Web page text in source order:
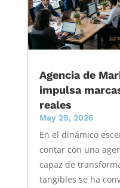
Agencia de
impulsa
reales
May 29, 2026
En el dinámico
contar con una
capaz de
tangibles se ha